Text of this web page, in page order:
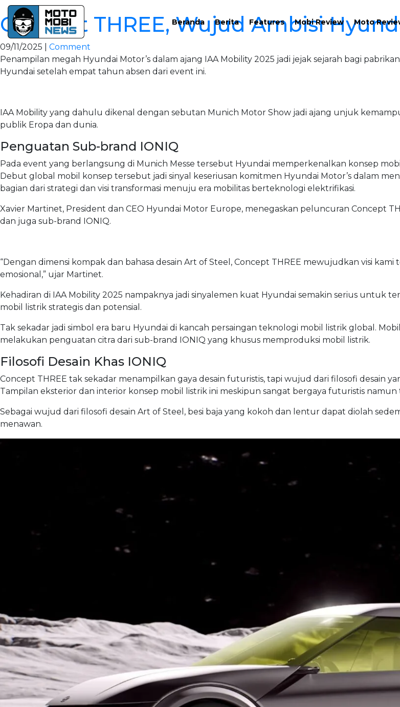
Beranda Berita Features Mobi Review Moto
Concept THREE, Wujud Ambisi
09/11/2025 | Comment
Penampilan megah Hyundai Motor’s dalam ajang IAA Mobility 2025 jadi jejak sejarah bagi
Hyundai setelah empat tahun absen dari event ini.
IAA Mobility yang dahulu dikenal dengan sebutan Munich Motor Show jadi ajang unjuk
publik Eropa dan dunia.
Penguatan Sub-brand IONIQ
Pada event yang berlangsung di Munich Messe tersebut Hyundai memperkenalkan konsep
Debut global mobil konsep tersebut jadi sinyal keseriusan komitmen Hyundai Motor’s dalam
bagian dari strategi dan visi transformasi menuju era mobilitas berteknologi elektrifikasi.
Xavier Martinet, President dan CEO Hyundai Motor Europe, menegaskan peluncuran Concept
dan juga sub-brand IONIQ.
“Dengan dimensi kompak dan bahasa desain Art of Steel, Concept THREE mewujudkan visi
emosional,” ujar Martinet.
Kehadiran di IAA Mobility 2025 nampaknya jadi sinyalemen kuat Hyundai semakin serius untuk
mobil listrik strategis dan potensial.
Tak sekadar jadi simbol era baru Hyundai di kancah persaingan teknologi mobil listrik global.
melakukan penguatan citra dari sub-brand IONIQ yang khusus memproduksi mobil listrik.
Filosofi Desain Khas IONIQ
Concept THREE tak sekadar menampilkan gaya desain futuristis, tapi wujud dari filosofi desain
Tampilan eksterior dan interior konsep mobil listrik ini meskipun sangat bergaya futuristis
Sebagai wujud dari filosofi desain Art of Steel, besi baja yang kokoh dan lentur dapat diolah
menawan.